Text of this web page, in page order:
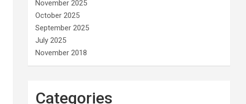
November 2025
October 2025
September 2025
July 2025
November 2018
Categories